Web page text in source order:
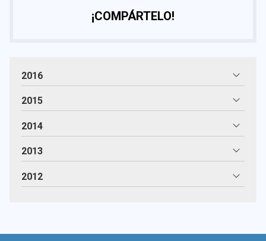
¡COMPÁRTELO!
2016
2015
2014
2013
2012